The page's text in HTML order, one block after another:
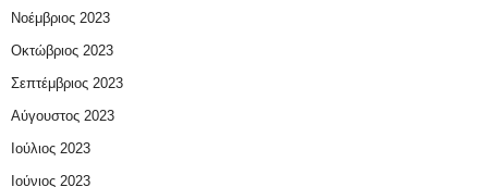
Νοέμβριος 2023
Οκτώβριος 2023
Σεπτέμβριος 2023
Αύγουστος 2023
Ιούλιος 2023
Ιούνιος 2023